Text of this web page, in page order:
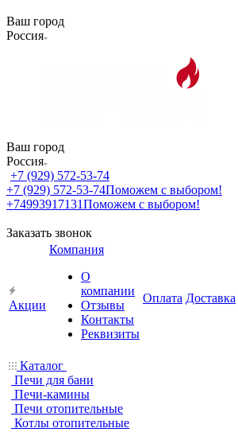
Ваш город
Россия
Ваш город
Россия
+7 (929) 572-53-74
+7 (929) 572-53-74Поможем с выбором!
+74993917131Поможем с выбором!
Заказать звонок
Акции
Компания
О
компании
Отзывы
Контакты
Реквизиты
Оплата Доставка
Каталог
Печи для бани
Печи-камины
Печи отопительные
Котлы отопительные